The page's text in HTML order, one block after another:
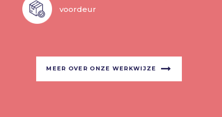
voordeur
MEER OVER ONZE WERKWIJZE